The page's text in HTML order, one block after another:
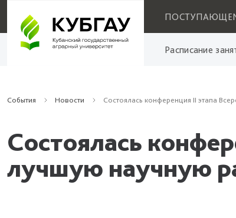
Расписание
События Новости Состоялась конференция II этапа
Состоялась
лучшую научную